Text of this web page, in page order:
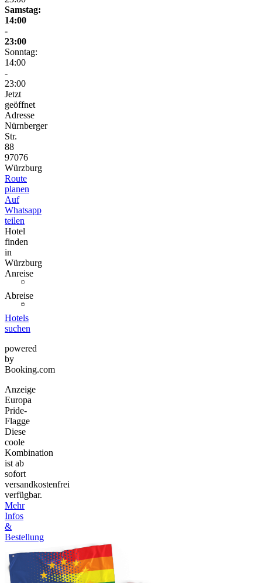
Samstag:
14:00
-
23:00
Sonntag:
14:00
-
23:00
Jetzt
geöffnet
Adresse
Nürnberger
Str.
88
97076
Würzburg
Route
planen
Auf
Whatsapp
teilen
Hotel
finden
in
Würzburg
Anreise
Abreise
Hotels
suchen
powered
by
Booking.com
Anzeige
Europa
Pride-
Flagge
Diese
coole
Kombination
ist ab
sofort
versandkostenfrei
verfügbar.
Mehr
Infos
&
Bestellung